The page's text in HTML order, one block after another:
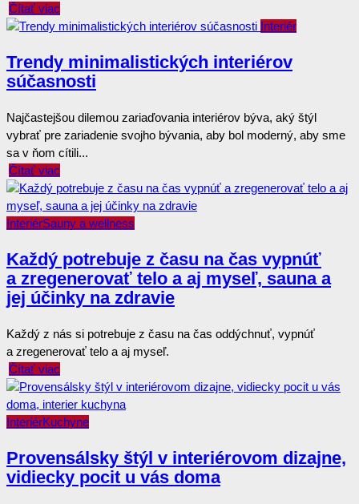
Čítať viac
Interiér
Trendy minimalistických interiérov
súčasnosti
Najčastejšou dilemou zariaďovania interiérov býva, aký štýl
vybrať pre zariadenie svojho bývania, aby bol moderný, aby sme
sa v ňom cítili...
Čítať viac
InteriérSauny a wellness
Každý potrebuje z času na čas vypnúť
a zregenerovať telo a aj myseľ, sauna a
jej účinky na zdravie
Každý z nás si potrebuje z času na čas oddýchnuť, vypnúť
a zregenerovať telo a aj myseľ.
Čítať viac
InteriérKuchyne
Provensálsky štýl v interiérovom dizajne,
vidiecky pocit u vás doma